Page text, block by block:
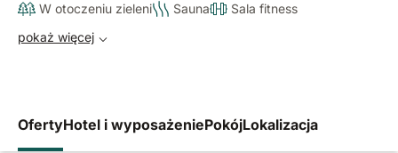
W otoczeniu zieleni
Sauna
Sala fitness
pokaż więcej
OfertyHotel i wyposażeniePokójLokalizacja